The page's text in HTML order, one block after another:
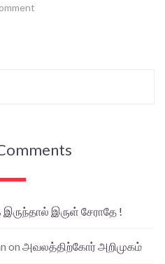
இருந்தால் இருள் சேராதே !
on அவலத்திற்கோர் அறிமுகம்